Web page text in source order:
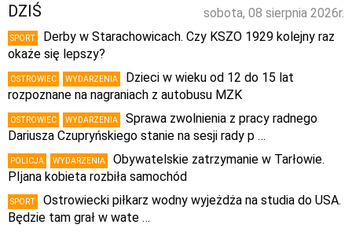
sobota, 08 sierpnia 2026r.
DZIŚ
SPORT
Derby w Starachowicach. Czy KSZO 1929 kolejny raz
okaże się lepszy?
OSTROWIEC WYDARZENIA
Dzieci w wieku od 12 do 15 lat
rozpoznane na nagraniach z autobusu MZK
OSTROWIEC WYDARZENIA
Sprawa zwolnienia z pracy radnego
Dariusza Czupryńskiego stanie na sesji rady p …
POLICJA WYDARZENIA
Obywatelskie zatrzymanie w Tarłowie.
PIjana kobieta rozbiła samochód
SPORT
Ostrowiecki piłkarz wodny wyjeżdża na studia do USA.
Będzie tam grał w wate …